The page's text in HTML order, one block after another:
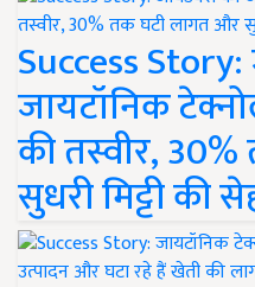
Success
जायटॉनिक
की तस्वीर,
सुधरी मिट्टी की